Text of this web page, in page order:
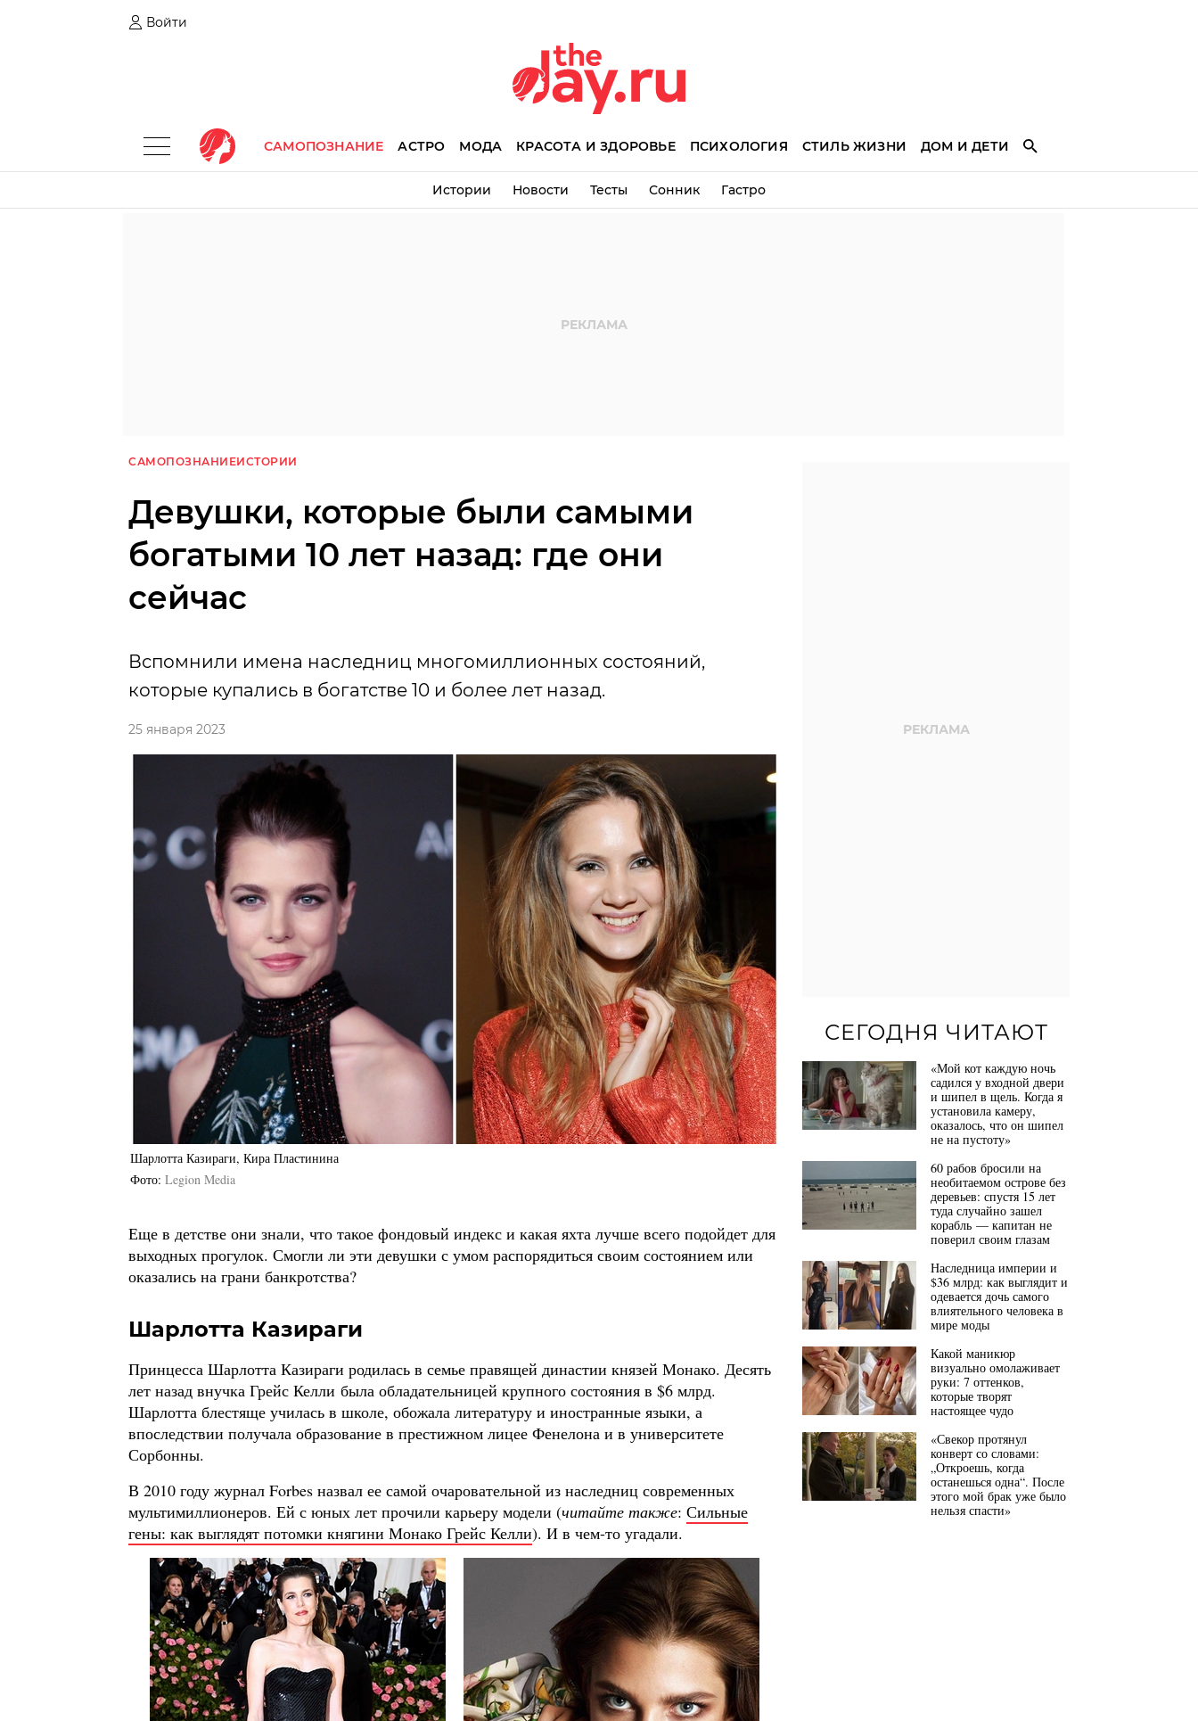
Войти
САМОПОЗНАНИЕ АСТРО МОДА КРАСОТА И ЗДОРОВЬЕ ПСИХОЛОГИЯ СТИЛЬ ЖИЗНИ ДОМ И ДЕТИ
Истории Новости Тесты Сонник Гастро
САМОПОЗНАНИЕИСТОРИИ
Девушки, которые были самыми
богатыми 10 лет назад: где они
сейчас
Вспомнили имена наследниц многомиллионных состояний,
которые купались в богатстве 10 и более лет назад.
25 января 2023
Шарлотта Казираги, Кира Пластинина
Фото Legion Media
Еще в детстве они знали, что такое фондовый индекс и какая яхта лучше всего подойдет для
выходных прогулок. Смогли ли эти девушки с умом распорядиться своим состоянием или
оказались на грани банкротства?
Шарлотта Казираги
Принцесса Шарлотта Казираги родилась в семье правящей династии князей Монако. Десять
лет назад внучка Грейс Келли была обладательницей крупного состояния в $6 млрд.
Шарлотта блестяще училась в школе, обожала литературу и иностранные языки, а
впоследствии получала образование в престижном лицее Фенелона и в университете
Сорбонны.
В 2010 году журнал Forbes назвал ее самой очаровательной из наследниц современных
мультимиллионеров. Ей с юных лет прочили карьеру модели (читайте также: Сильные
гены: как выглядят потомки княгини Монако Грейс Келли). И в чем-то угадали.
СЕГОДНЯ ЧИТАЮТ
«Мой кот каждую ночь
садился у входной двери
и шипел в щель. Когда я
установила камеру,
оказалось, что он шипел
не на пустоту»
60 рабов бросили на
необитаемом острове без
деревьев: спустя 15 лет
туда случайно зашел
корабль — капитан не
поверил своим глазам
Наследница империи и
$36 млрд: как выглядит и
одевается дочь самого
влиятельного человека в
мире моды
Какой маникюр
визуально омолаживает
руки: 7 оттенков,
которые творят
настоящее чудо
«Свекор протянул
конверт со словами:
„Откроешь, когда
останешься одна“. После
этого мой брак уже было
нельзя спасти»